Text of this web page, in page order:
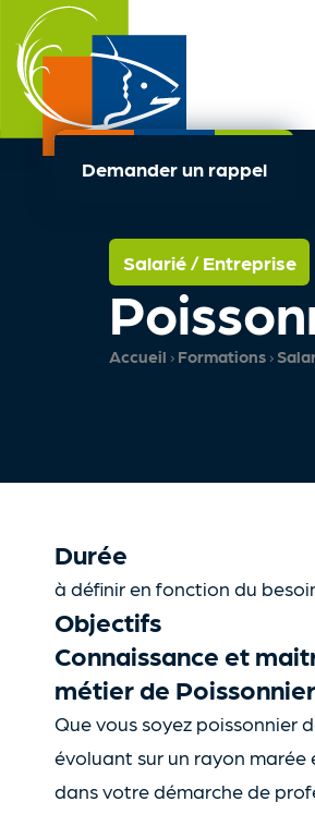
Demander un rappel
Salarié / Entreprise
Accueil › Formations ›
Durée
à définir en fonction du
Objectifs
Connaissance et
métier de Poissonnier
Que vous soyez
évoluant sur un rayon marée
dans votre démarche de